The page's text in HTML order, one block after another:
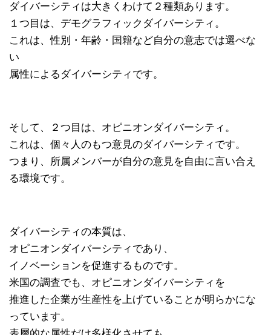
ダイバーシティは大きくわけて２種類あります。
１つ目は、デモグラフィックダイバーシティ。
これは、性別・年齢・国籍など自分の意志では選べな
い
属性によるダイバーシティです。
そして、２つ目は、オピニオンダイバーシティ。
これは、個々人のもつ意見のダイバーシティです。
つまり、所属メンバーが自分の意見を自由に言い合え
る環境です。
ダイバーシティの本質は、
オピニオンダイバーシティであり、
イノベーションを促進するものです。
米国の調査でも、オピニオンダイバーシティを
推進した企業が生産性を上げていることが明らかにな
っています。